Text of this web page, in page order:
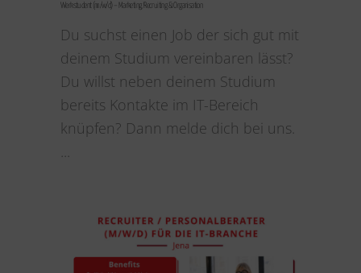
Werkstudent (m/w/d) – Marketing, Recruiting & Organisation
Du suchst einen Job der sich gut mit
deinem Studium vereinbaren lässt?
Du willst neben deinem Studium
bereits Kontakte im IT-Bereich
knüpfen? Dann melde dich bei uns.
...